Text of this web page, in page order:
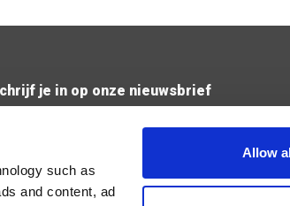
such as
and content, ad
Allow
je in op onze nieuwsbrief
Ik geef de toestemming om mijn gegevens te